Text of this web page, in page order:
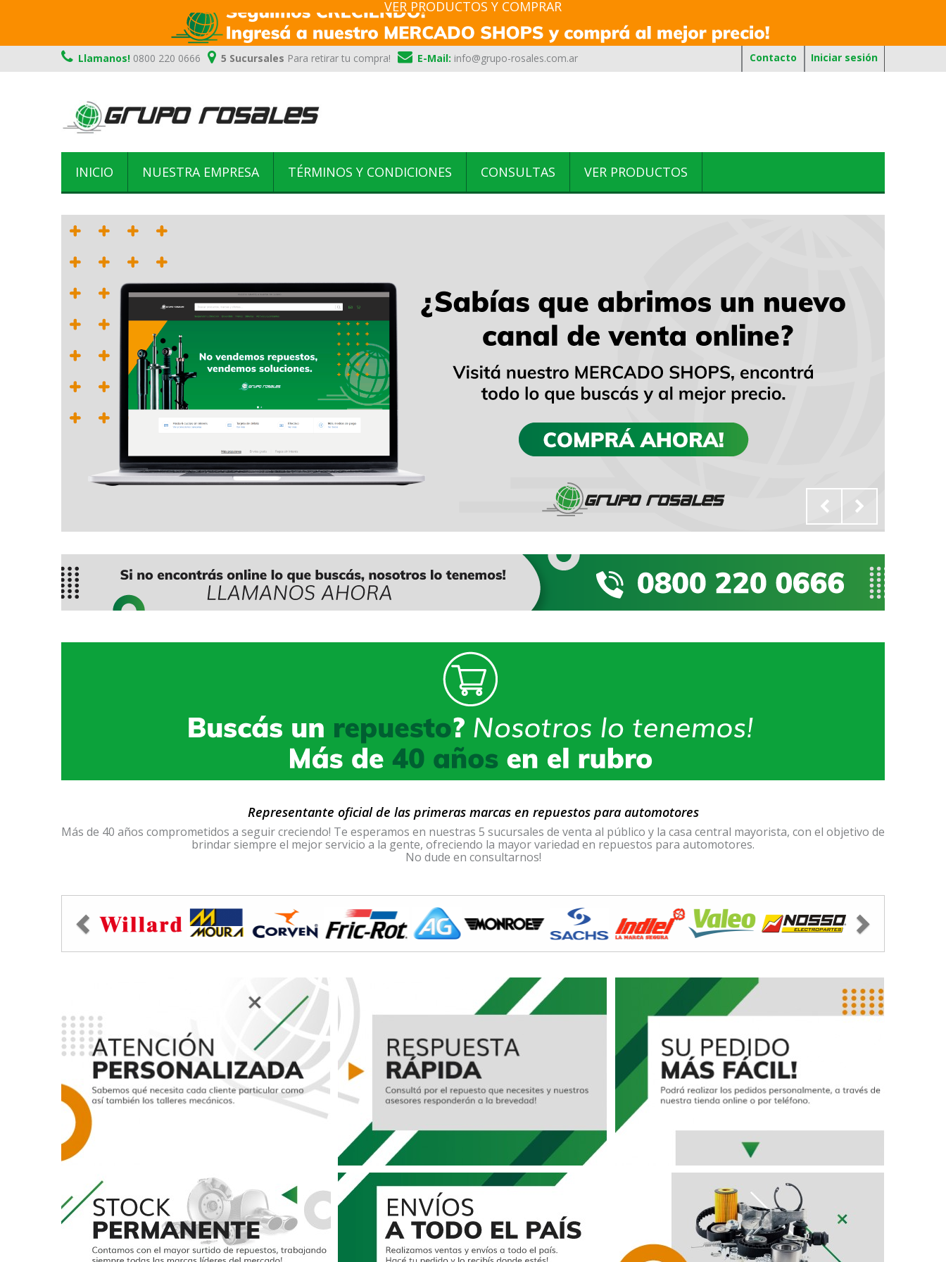
Iniciar sesión
Contacto
Llamanos! 0800 220 0666 5 Sucursales Para retirar tu compra! E-Mail: info@grupo-rosales.com.ar
INICIO NUESTRA EMPRESA TÉRMINOS Y CONDICIONES CONSULTAS VER PRODUCTOS
Representante oficial de las primeras marcas en repuestos para automotores
Más de 40 años comprometidos a seguir creciendo! Te esperamos en nuestras 5 sucursales de venta al público y la casa central mayorista, con el objetivo de
brindar siempre el mejor servicio a la gente, ofreciendo la mayor variedad en repuestos para automotores.
No dude en consultarnos!
Previous Next
VER PRODUCTOS Y COMPRAR